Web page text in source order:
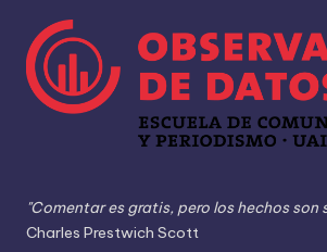
"Comentar es gratis, pero los hechos son
Charles Prestwich Scott